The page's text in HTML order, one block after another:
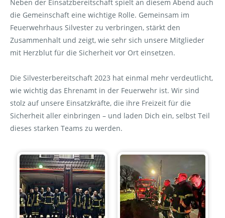
Neben der Einsatzbereitschaft spielt an diesem Abend auch
die Gemeinschaft eine wichtige Rolle. Gemeinsam im
Feuerwehrhaus Silvester zu verbringen, stärkt den
Zusammenhalt und zeigt, wie sehr sich unsere Mitglieder
mit Herzblut für die Sicherheit vor Ort einsetzen.
Die Silvesterbereitschaft 2023 hat einmal mehr verdeutlicht,
wie wichtig das Ehrenamt in der Feuerwehr ist. Wir sind
stolz auf unsere Einsatzkräfte, die ihre Freizeit für die
Sicherheit aller einbringen – und laden Dich ein, selbst Teil
dieses starken Teams zu werden.